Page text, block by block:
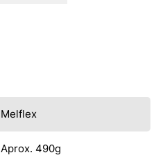
Melflex
Aprox. 490g